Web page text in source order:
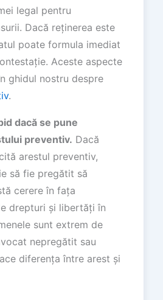
legal pentru
Dacă reținerea este
poate formula imediat
Aceste aspecte
ghidul nostru despre
.
dacă se pune
preventiv. Dacă
arestul preventiv,
să fie pregătit să
cerere în fața
drepturi și libertăți în
sunt extrem de
nepregătit sau
diferența între arest și